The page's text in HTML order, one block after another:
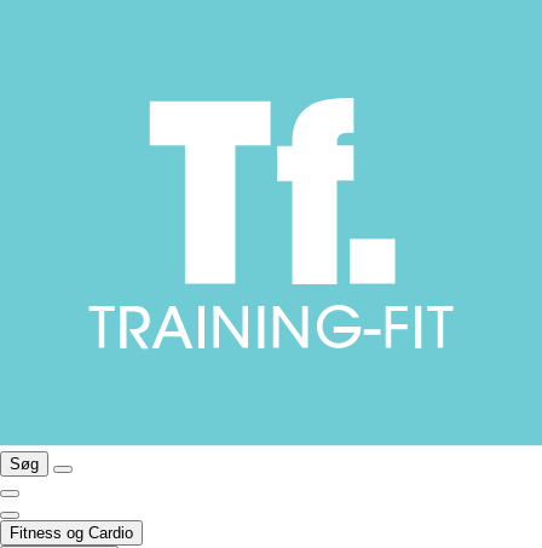
Søg
Fitness og Cardio